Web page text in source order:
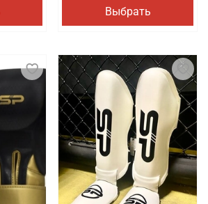
Выбрать